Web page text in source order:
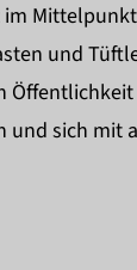
und
und sich mit